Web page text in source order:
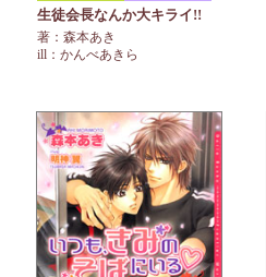
生徒会長なんか大キライ!!
著：森本あき
ill：かんべあきら